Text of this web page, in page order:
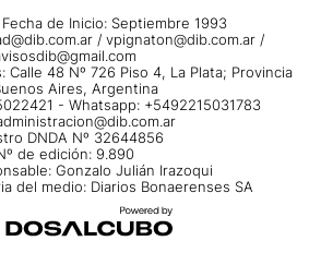
de Inicio: Septiembre 1993
/ vpignaton@dib.com.ar /
Calle 48 Nº 726 Piso 4, La Plata; Provincia
Aires, Argentina
- Whatsapp: +5492215031783
DNDA Nº 32644856
de edición: 9.890
Gonzalo Julián Irazoqui
del medio: Diarios Bonaerenses SA